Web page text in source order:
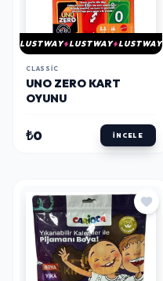
LUSTWAY LUSTWAY LUSTWAY
CLASSIC
UNO ZERO KART
OYUNU
₺0 İNCELE